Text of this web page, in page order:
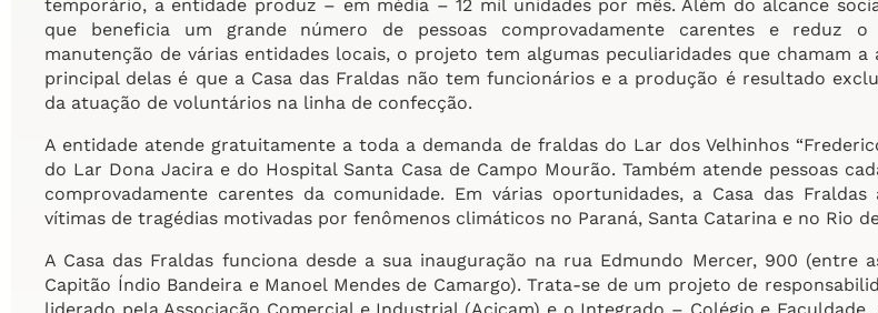
temporário, a entidade produz – em média – 12 mil unidades por mês. Além do alcance
que beneficia um grande número de pessoas comprovadamente carentes e reduz
manutenção de várias entidades locais, o projeto tem algumas peculiaridades que chamam a
principal delas é que a Casa das Fraldas não tem funcionários e a produção é resultado
da atuação de voluntários na linha de confecção.
A entidade atende gratuitamente a toda a demanda de fraldas do Lar dos Velhinhos
do Lar Dona Jacira e do Hospital Santa Casa de Campo Mourão. Também atende pessoas
comprovadamente carentes da comunidade. Em várias oportunidades, a Casa das Fraldas
vítimas de tragédias motivadas por fenômenos climáticos no Paraná, Santa Catarina e no Rio
A Casa das Fraldas funciona desde a sua inauguração na rua Edmundo Mercer, 900 (entre
Capitão Índio Bandeira e Manoel Mendes de Camargo). Trata-se de um projeto de
liderado pela Associação Comercial e Industrial (Acicam) e o Integrado – Colégio e